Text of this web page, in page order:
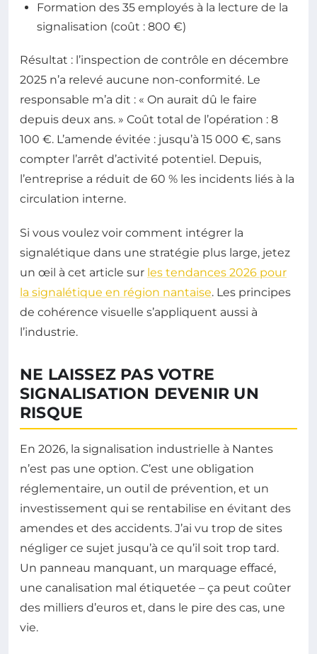
Formation des 35 employés à la lecture de la
signalisation (coût : 800 €)
Résultat : l’inspection de contrôle en décembre
2025 n’a relevé aucune non-conformité. Le
responsable m’a dit : « On aurait dû le faire
depuis deux ans. » Coût total de l’opération : 8
100 €. L’amende évitée : jusqu’à 15 000 €, sans
compter l’arrêt d’activité potentiel. Depuis,
l’entreprise a réduit de 60 % les incidents liés à la
circulation interne.
Si vous voulez voir comment intégrer la
signalétique dans une stratégie plus large, jetez
un œil à cet article sur les tendances 2026 pour
la signalétique en région nantaise. Les principes
de cohérence visuelle s’appliquent aussi à
l’industrie.
NE LAISSEZ PAS VOTRE
SIGNALISATION DEVENIR UN
RISQUE
En 2026, la signalisation industrielle à Nantes
n’est pas une option. C’est une obligation
réglementaire, un outil de prévention, et un
investissement qui se rentabilise en évitant des
amendes et des accidents. J’ai vu trop de sites
négliger ce sujet jusqu’à ce qu’il soit trop tard.
Un panneau manquant, un marquage effacé,
une canalisation mal étiquetée – ça peut coûter
des milliers d’euros et, dans le pire des cas, une
vie.